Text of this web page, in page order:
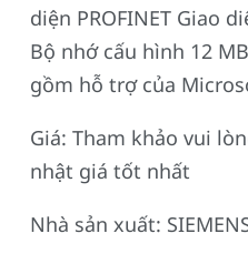
diện PROFINET Giao
Bộ nhớ cấu hình 12
gồm hỗ trợ của
Giá: Tham khảo vui
nhật giá tốt nhất
Nhà sản xuất: